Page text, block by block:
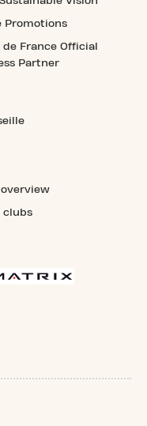
Promotions
de France Official
Partner
clubs